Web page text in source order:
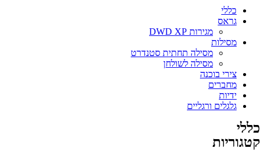
כללי
גראס
מגירות DWD XP
מסילות
מסילה תחתית סטנדרט
מסילה לשולחן
צירי בוכנה
מחברים
ידיות
גלגלים ורגליים
כללי
קטגוריות